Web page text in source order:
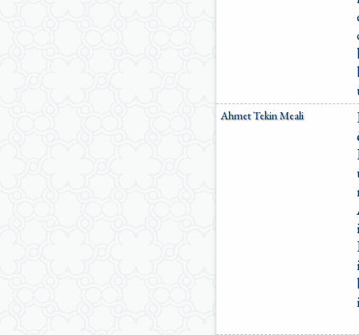
Ahmet Tekin Meali